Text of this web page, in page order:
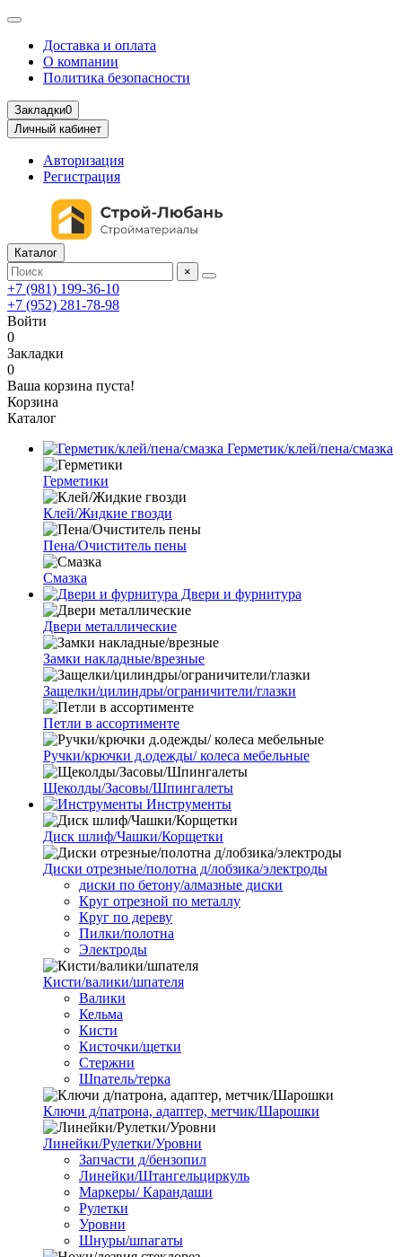
Доставка и оплата
О компании
Политика безопасности
Закладки0
Личный кабинет
Авторизация
Регистрация
Каталог
×
+7 (981) 199-36-10
+7 (952) 281-78-98
Войти
0
Закладки
0
Ваша корзина пуста!
Корзина
Каталог
Герметик/клей/пена/смазка
Герметики
Клей/Жидкие гвозди
Пена/Очиститель пены
Смазка
Двери и фурнитура
Двери металлические
Замки накладные/врезные
Защелки/цилиндры/ограничители/глазки
Петли в ассортименте
Ручки/крючки д.одежды/ колеса мебельные
Щеколды/Засовы/Шпингалеты
Инструменты
Диск шлиф/Чашки/Корщетки
Диски отрезные/полотна д/лобзика/электроды
диски по бетону/алмазные диски
Круг отрезной по металлу
Круг по дереву
Пилки/полотна
Электроды
Кисти/валики/шпателя
Валики
Кельма
Кисти
Кисточки/щетки
Стержни
Шпатель/терка
Ключи д/патрона, адаптер, метчик/Шарошки
Линейки/Рулетки/Уровни
Запчасти д/бензопил
Линейки/Штангельциркуль
Маркеры/ Карандаши
Рулетки
Уровни
Шнуры/шпагаты